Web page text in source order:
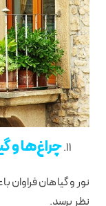
چراغ‌ها و
نور و گیاهان
نظر برسد.